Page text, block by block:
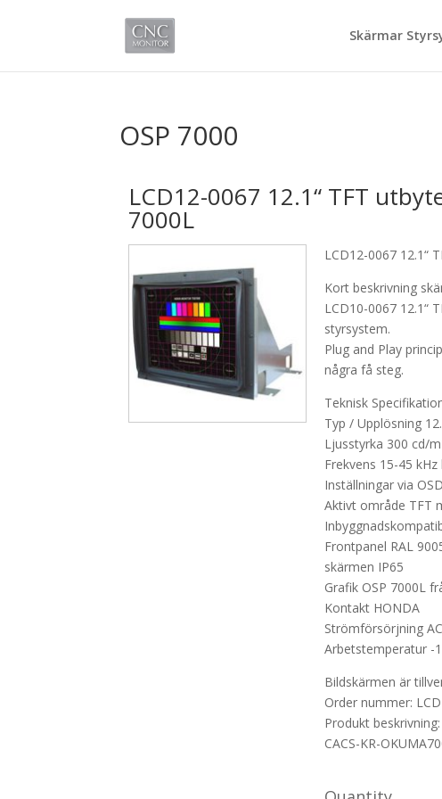
Skärmar
OSP 7000
LCD12-0067 12.1“ TFT
7000L
LCD12-0067 12.1“
Kort beskrivning
LCD10-0067 12.1“
styrsystem.
Plug and Play
några få steg.
Teknisk
Typ / Upplösning
Ljusstyrka 300 cd/
Frekvens 15-45
Inställningar via
Aktivt område TFT
Frontpanel RAL
skärmen IP65
Grafik OSP 7000L
Kontakt HONDA
Strömförsörjning
Arbetstemperatur -
Bildskärmen är
Order nummer:
Produkt
CACS-KR-